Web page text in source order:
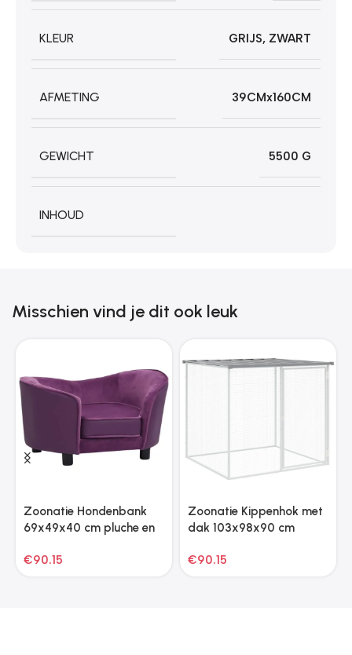
KLEUR GRIJS, ZWART
AFMETING 39CMx160CM
GEWICHT 5500 G
INHOUD
Misschien vind je dit ook leuk
Zoonatie Hondenbank
69x49x40 cm pluche en
€90.15
Zoonatie Kippenhok met
dak 103x98x90 cm
lichtgrijs
€90.15